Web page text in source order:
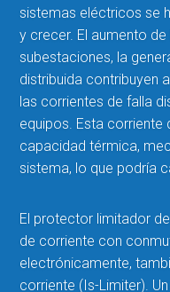
sistemas eléctricos se
y crecer. El aumento
subestaciones, la
distribuida contribuyen
las corrientes de falla
equipos. Esta
capacidad térmica,
sistema, lo que podría
El protector limitador
de corriente con
electrónicamente,
corriente (Is-Limiter).